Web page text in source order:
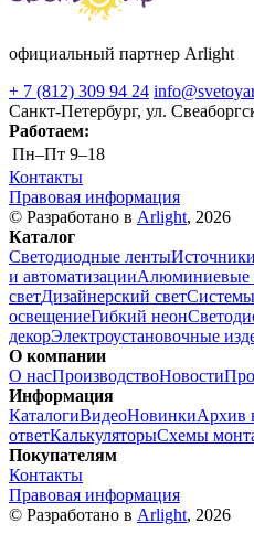
официальный партнер Arlight
+ 7 (812) 309 94 24
Санкт-Петербург, ул.
Работаем:
Пн–Пт 9–18
Контакты
Правовая информация
© Разработано в Arlight, 2026
Каталог
Светодиодные ленты
и автоматизацииАлюминиевые
светДизайнерский свет
освещениеГибкий неон
декорЭлектроустановочные
О компании
О насПроизводствоНовости
Информация
КаталогиВидеоНовинкиАрхив
ответКалькуляторыСхемы
Покупателям
Контакты
Правовая информация
© Разработано в Arlight, 2026